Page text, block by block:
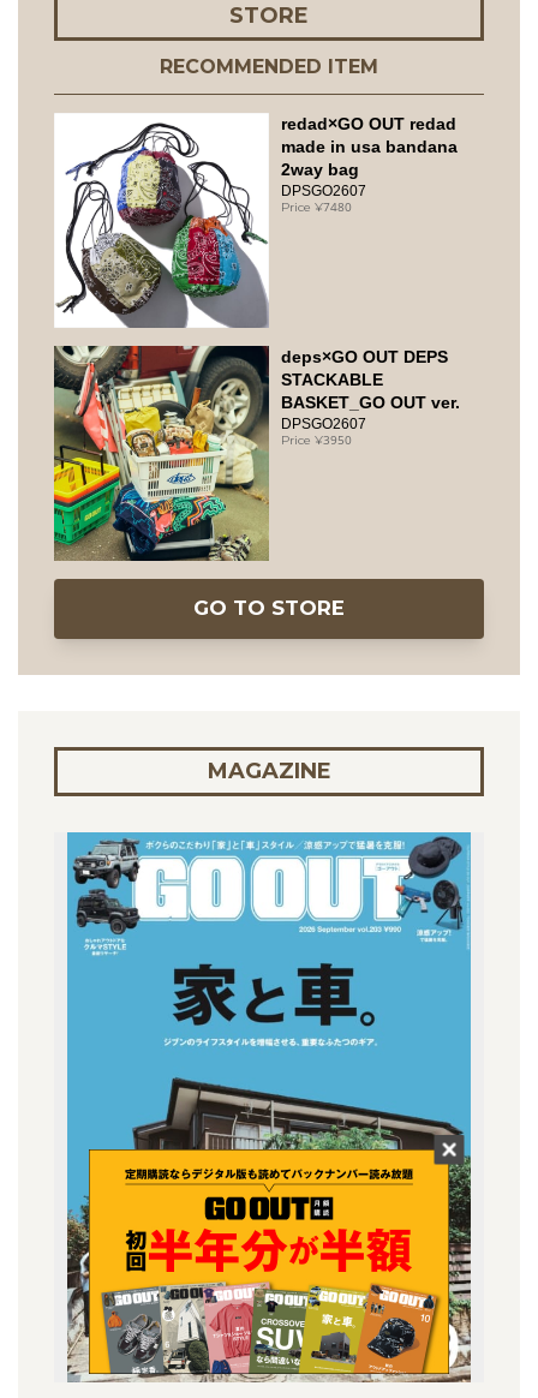
STORE
RECOMMENDED ITEM
redad×GO OUT redad
made in usa bandana
2way bag
DPSGO2607
7480
deps×GO OUT DEPS
STACKABLE
BASKET_GO OUT ver.
DPSGO2607
3950
GO TO STORE
MAGAZINE